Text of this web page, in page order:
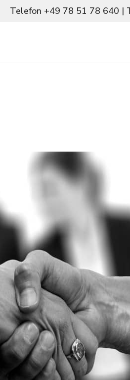
Telefon +49 78 51 78 640 |